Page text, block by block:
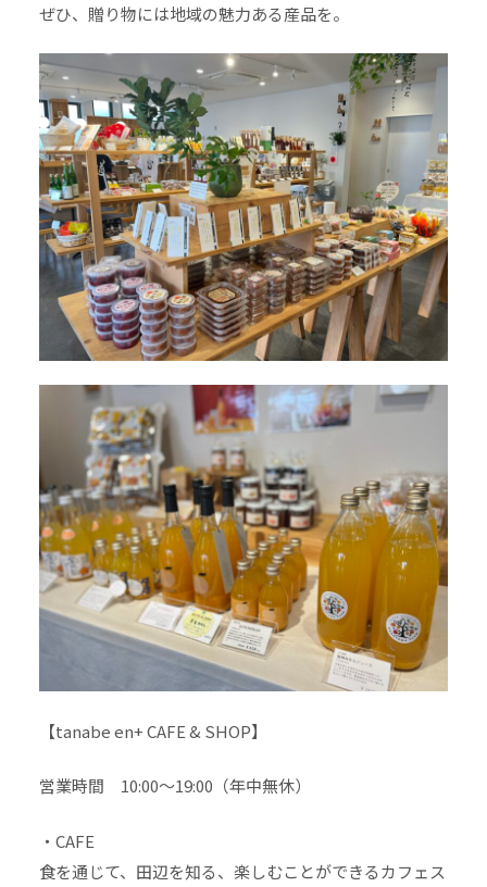
ぜひ、贈り物には地域の魅力ある産品を。
【tanabe en+ CAFE & SHOP】
営業時間 10:00～19:00（年中無休）
・CAFE
食を通じて、田辺を知る、楽しむことができるカフェス